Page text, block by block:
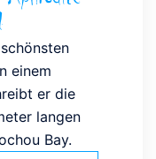
einem
er die
langen
Bay.